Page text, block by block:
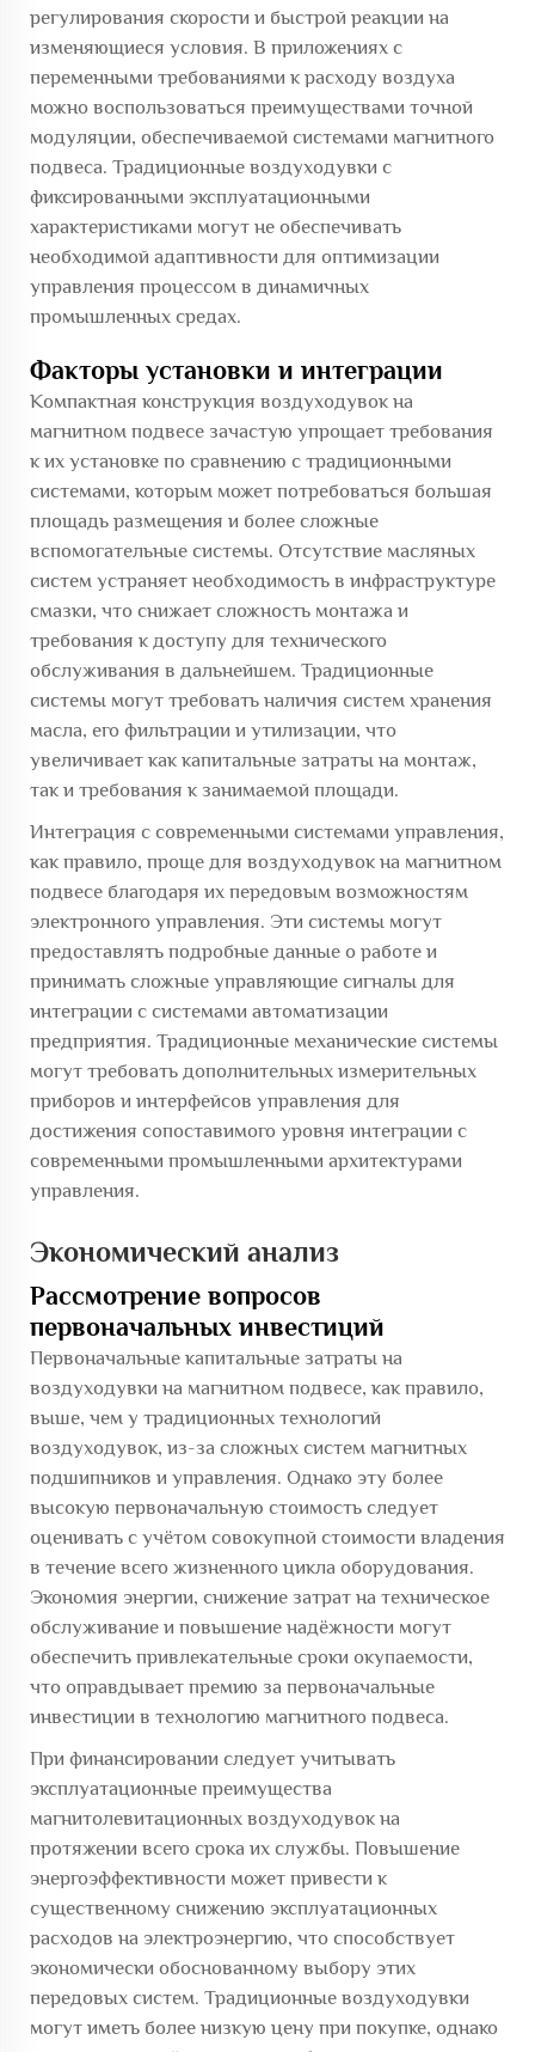
регулирования скорости и быстрой реакции на
изменяющиеся условия. В приложениях с
переменными требованиями к расходу воздуха
можно воспользоваться преимуществами точной
модуляции, обеспечиваемой системами магнитного
подвеса. Традиционные воздуходувки с
фиксированными эксплуатационными
характеристиками могут не обеспечивать
необходимой адаптивности для оптимизации
управления процессом в динамичных
промышленных средах.
Факторы установки и интеграции
Компактная конструкция воздуходувок на
магнитном подвесе зачастую упрощает требования
к их установке по сравнению с традиционными
системами, которым может потребоваться большая
площадь размещения и более сложные
вспомогательные системы. Отсутствие масляных
систем устраняет необходимость в инфраструктуре
смазки, что снижает сложность монтажа и
требования к доступу для технического
обслуживания в дальнейшем. Традиционные
системы могут требовать наличия систем хранения
масла, его фильтрации и утилизации, что
увеличивает как капитальные затраты на монтаж,
так и требования к занимаемой площади.
Интеграция с современными системами управления,
как правило, проще для воздуходувок на магнитном
подвесе благодаря их передовым возможностям
электронного управления. Эти системы могут
предоставлять подробные данные о работе и
принимать сложные управляющие сигналы для
интеграции с системами автоматизации
предприятия. Традиционные механические системы
могут требовать дополнительных измерительных
приборов и интерфейсов управления для
достижения сопоставимого уровня интеграции с
современными промышленными архитектурами
управления.
Экономический анализ
Рассмотрение вопросов
первоначальных инвестиций
Первоначальные капитальные затраты на
воздуходувки на магнитном подвесе, как правило,
выше, чем у традиционных технологий
воздуходувок, из-за сложных систем магнитных
подшипников и управления. Однако эту более
высокую первоначальную стоимость следует
оценивать с учётом совокупной стоимости владения
в течение всего жизненного цикла оборудования.
Экономия энергии, снижение затрат на техническое
обслуживание и повышение надёжности могут
обеспечить привлекательные сроки окупаемости,
что оправдывает премию за первоначальные
инвестиции в технологию магнитного подвеса.
При финансировании следует учитывать
эксплуатационные преимущества
магнитолевитационных воздуходувок на
протяжении всего срока их службы. Повышение
энергоэффективности может привести к
существенному снижению эксплуатационных
расходов на электроэнергию, что способствует
экономически обоснованному выбору этих
передовых систем. Традиционные воздуходувки
могут иметь более низкую цену при покупке, однако